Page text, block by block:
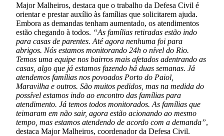
Major Malheiros, destaca que o trabalho da Defesa Civil é
orientar e prestar auxílio às famílias que solicitarem ajuda.
Embora as demandas tenham aumentado, os atendimentos
estão chegando à todos. “As famílias retiradas estão indo
para casas de parentes. Até agora nenhuma foi para
abrigos. Nós estamos monitorando 24h o nível do Rio.
Temos uma equipe nos bairros mais afetados adentrando as
casas, algo que já estamos fazendo há duas semanas. Já
atendemos famílias nos povoados Porto do Paiol,
Maravilha e outros. São muitos pedidos, mas na medida do
possível estamos indo ao encontro das famílias para
atendimento. Já temos todos monitorados. As famílias que
teimaram em não sair, agora estão acionando ao mesmo
tempo, mas estamos atendendo de acordo com a demanda”,
destaca Major Malheiros, coordenador da Defesa Civil.